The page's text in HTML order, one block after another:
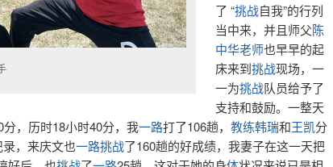
了 “挑战自我”的行列
当中来，并且师父陈
中华老师也早早的起
床来到挑战现场，一
一为挑战队员给予了
支持和鼓励。一整天
分，历时18小时40分，我一路打了106趟， 教练韩瑞和王凯分
，来庆文也一路挑战了160趟的好成绩，我妻子在这一天把